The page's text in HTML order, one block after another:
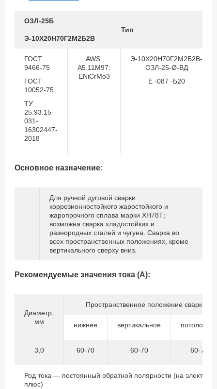
ОЗЛ-25Б
Тип
Э-10Х20Н70Г2М2Б2В
ГОСТ
9466-75
ГОСТ
10052-75
ТУ
25.93.15-
031-
16302447-
2018
AWS:
A5.11M97:
ENiCrMo3
Э-10Х20Н70Г2М2Б2В-
ОЗЛ-25-Ø-ВД
Е -087 -Б20
Основное назначение:
Для ручной дуговой сварки
коррозионностойкого жаростойкого и
жаропрочного сплава марки ХН78Т;
возможна сварка хладостойких и
разнородных сталей и чугуна. Сварка во
всех пространственных положениях, кроме
вертикального сверху вниз.
Рекомендуемые значения тока (А):
Диаметр,
мм
Пространственное положение сварки
нижнее вертикальное
3,0 60-70 60-70 60-70
Род тока — постоянный обратной полярности (на
плюс)